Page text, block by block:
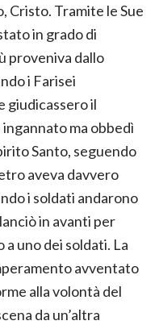
Cristo. Tramite le Sue
in grado di
proveniva dallo
i Farisei
giudicassero il
ma obbedì
Santo, seguendo
aveva davvero
i soldati andarono
in avanti per
uno dei soldati. La
avventato
alla volontà del
da un’altra